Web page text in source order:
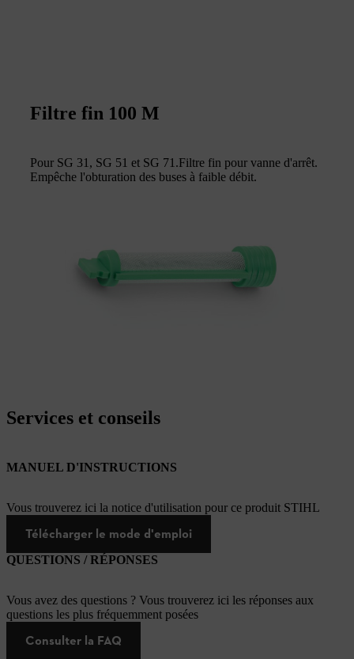
Filtre fin 100 M
Pour SG 31, SG 51 et SG 71.Filtre fin pour vanne d'arrêt.
Empêche l'obturation des buses à faible débit.
Services et conseils
MANUEL D'INSTRUCTIONS
Vous trouverez ici la notice d'utilisation pour ce produit STIHL
Télécharger le mode d'emploi
QUESTIONS / RÉPONSES
Vous avez des questions ? Vous trouverez ici les réponses aux
questions les plus fréquemment posées
Consulter la FAQ